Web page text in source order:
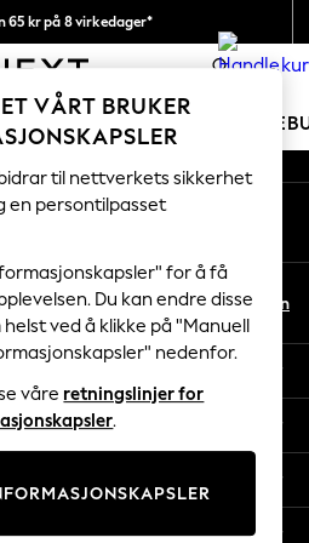
65 kr på 8 virkedager*
alle tollavgifter 0
KVINNER MENN
Sets
nettverk
No En
VÅRT BRUKER
til nettverkets sikkerhet
en persontilpasset
for å få
Du kan endre disse
ved å klikke på "Manuell
nedenfor.
våre retningslinjer for
.